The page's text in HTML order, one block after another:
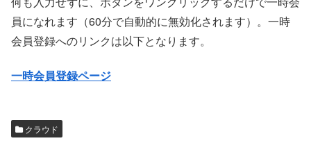
員になれます（60分で自動的に無効化されます）。一時
会員登録へのリンクは以下となります。
一時会員登録ページ
クラウド